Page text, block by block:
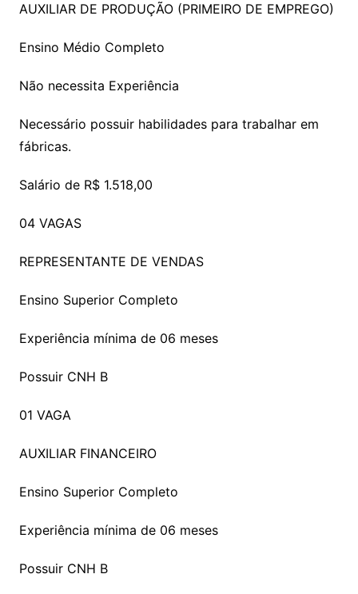
AUXILIAR DE PRODUÇÃO (PRIMEIRO DE EMPREGO)
Ensino Médio Completo
Não necessita Experiência
Necessário possuir habilidades para trabalhar em
fábricas.
Salário de R$ 1.518,00
04 VAGAS
REPRESENTANTE DE VENDAS
Ensino Superior Completo
Experiência mínima de 06 meses
Possuir CNH B
01 VAGA
AUXILIAR FINANCEIRO
Ensino Superior Completo
Experiência mínima de 06 meses
Possuir CNH B